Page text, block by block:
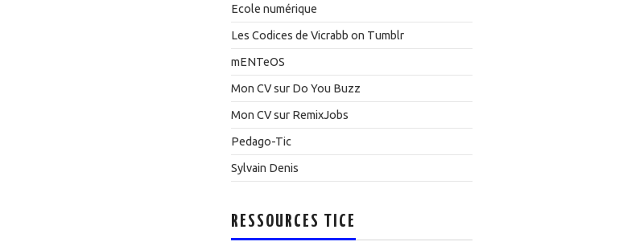
Ecole numérique
Les Codices de Vicrabb on Tumblr
mENTeOS
Mon CV sur Do You Buzz
Mon CV sur RemixJobs
Pedago-Tic
Sylvain Denis
RESSOURCES TICE